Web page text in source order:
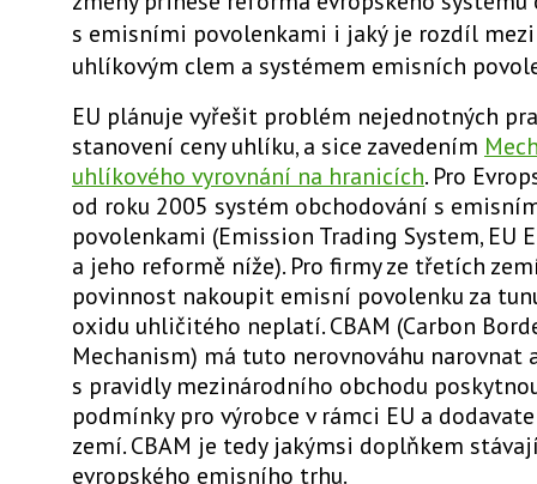
s emisními povolenkami i jaký je rozdíl
uhlíkovým clem a systémem emisních
EU plánuje vyřešit problém nejednotných
stanovení ceny uhlíku, a sice zavedením
uhlíkového vyrovnání na hranicích. Pro
od roku 2005 systém obchodování s
povolenkami (Emission Trading System, EU
a jeho reformě níže). Pro firmy ze třetích
povinnost nakoupit emisní povolenku za
oxidu uhličitého neplatí. CBAM (Carbon
Mechanism) má tuto nerovnováhu narovnat
s pravidly mezinárodního obchodu
podmínky pro výrobce v rámci EU a
zemí. CBAM je tedy jakýmsi doplňkem
evropského emisního trhu.